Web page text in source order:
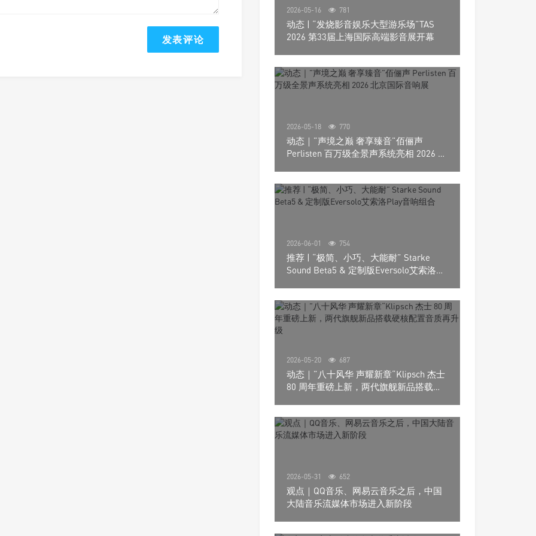
2026-05-16 781
动态 | “发烧影音娱乐大型游乐场”TAS
2026 第33届上海国际高端影音展开幕
2026-05-18 770
动态｜”声境之巅 奢享臻音”佰俪声
Perlisten 百万级全景声系统亮相 2026 北
2026-06-01 754
推荐 | “极简、小巧、大能耐” Starke
Sound Beta5 & 定制版Eversolo艾索洛
2026-05-20 687
动态｜”八十风华 声耀新章“Klipsch 杰士
80 周年重磅上新，两代旗舰新品搭载硬
2026-05-31 652
观点｜QQ音乐、网易云音乐之后，中国
大陆音乐流媒体市场进入新阶段